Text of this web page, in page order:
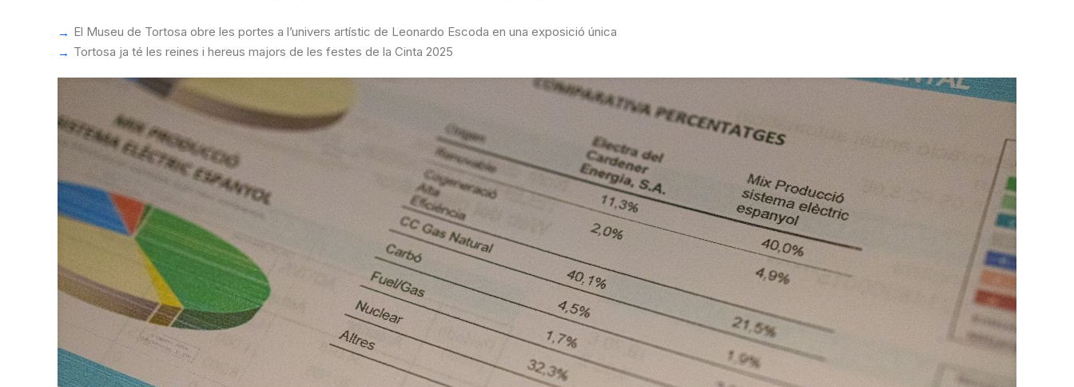
El Museu de Tortosa obre les portes a l’univers artístic de Leonardo Escoda en una exposició única
Tortosa ja té les reines i hereus majors de les festes de la Cinta 2025